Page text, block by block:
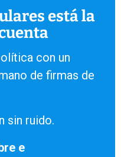
está la
con un
de firmas de
sin ruido.
e